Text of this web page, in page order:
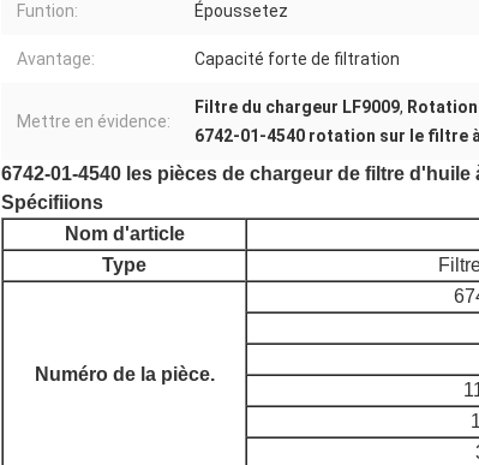
Funtion: Époussetez
Avantage: Capacité forte de filtration
Mettre en évidence:
Filtre du chargeur LF9009,
6742-01-4540 rotation sur le filtre
6742-01-4540 les pièces de chargeur de filtre
Spécifiions
Nom d'article
Type
Numéro de la pièce.